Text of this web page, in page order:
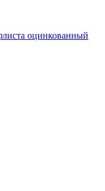
оцинкованный